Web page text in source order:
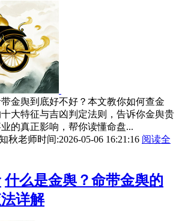
金舆到底好不好？本文教你如何查金
大特征与吉凶判定法则，告诉你金舆贵
的真正影响，帮你读懂命盘...
秋老师时间:2026-05-06 16:21:16 阅读全
什么是金舆？命带金舆的
详解